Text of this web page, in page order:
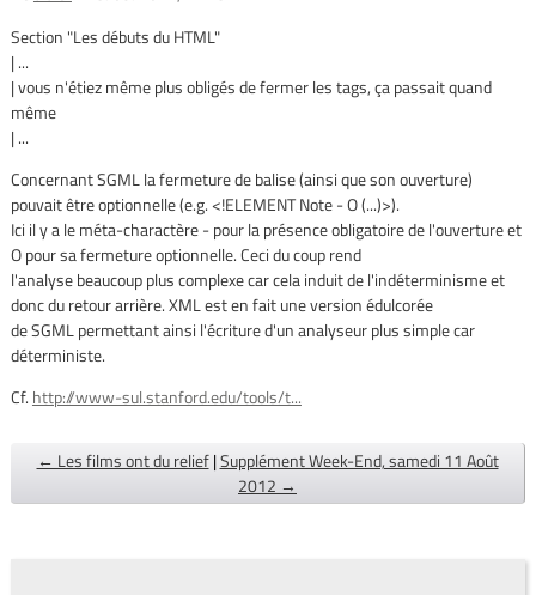
Section "Les débuts du HTML"
| ...
| vous n'étiez même plus obligés de fermer les tags, ça passait quand
même
| ...
Concernant SGML la fermeture de balise (ainsi que son ouverture)
pouvait être optionnelle (e.g. <!ELEMENT Note - O (...)>).
Ici il y a le méta-charactère - pour la présence obligatoire de l'ouverture et
O pour sa fermeture optionnelle. Ceci du coup rend
l'analyse beaucoup plus complexe car cela induit de l'indéterminisme et
donc du retour arrière. XML est en fait une version édulcorée
de SGML permettant ainsi l'écriture d'un analyseur plus simple car
déterministe.
Cf. http://www-sul.stanford.edu/tools/t...
← Les films ont du relief |Supplément Week-End, samedi 11 Août
2012 →